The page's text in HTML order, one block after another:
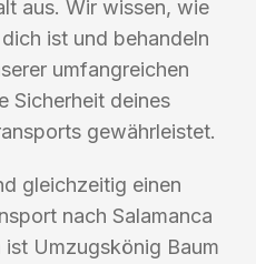
aus. Wir wissen, wie
ist und behandeln
umfangreichen
Sicherheit deines
gewährleistet.
gleichzeitig einen
nach Salamanca
Umzugskönig Baum